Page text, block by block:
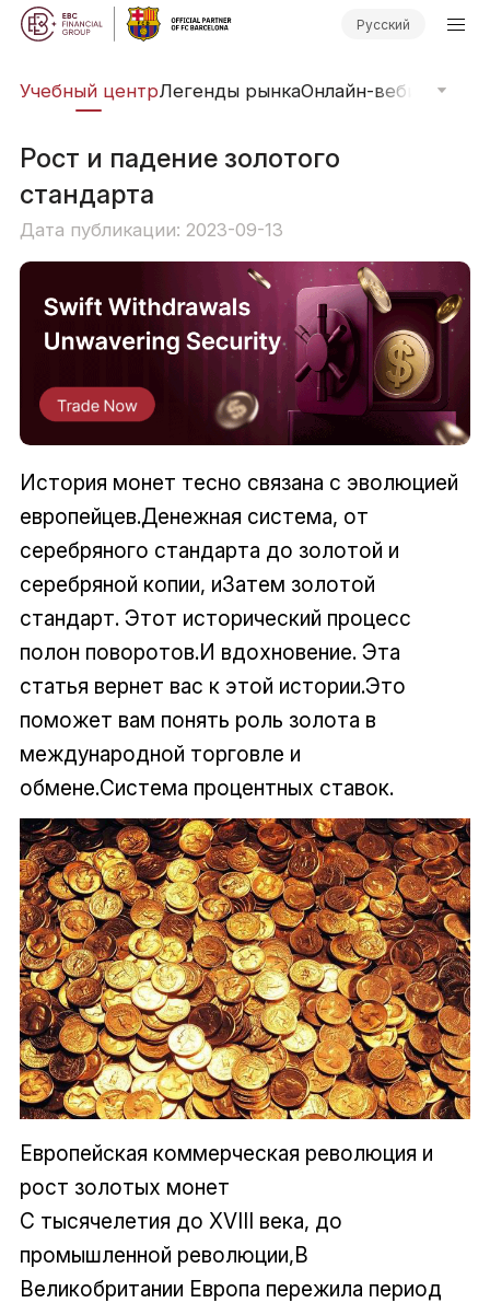
Русский
Учебный центрЛегенды рынкаОнлайн-вебинары
Рост и падение золотого
стандарта
Дата публикации: 2023-09-13
История монет тесно связана с эволюцией
европейцев.Денежная система, от
серебряного стандарта до золотой и
серебряной копии, иЗатем золотой
стандарт. Этот исторический процесс
полон поворотов.И вдохновение. Эта
статья вернет вас к этой истории.Это
поможет вам понять роль золота в
международной торговле и
обмене.Система процентных ставок.
Европейская коммерческая революция и
рост золотых монет
С тысячелетия до XVIII века, до
промышленной революции,В
Великобритании Европа пережила период